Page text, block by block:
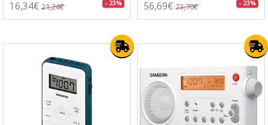
16,34€ 21,24€ - 23% 56,69€ 73,70€ - 23%